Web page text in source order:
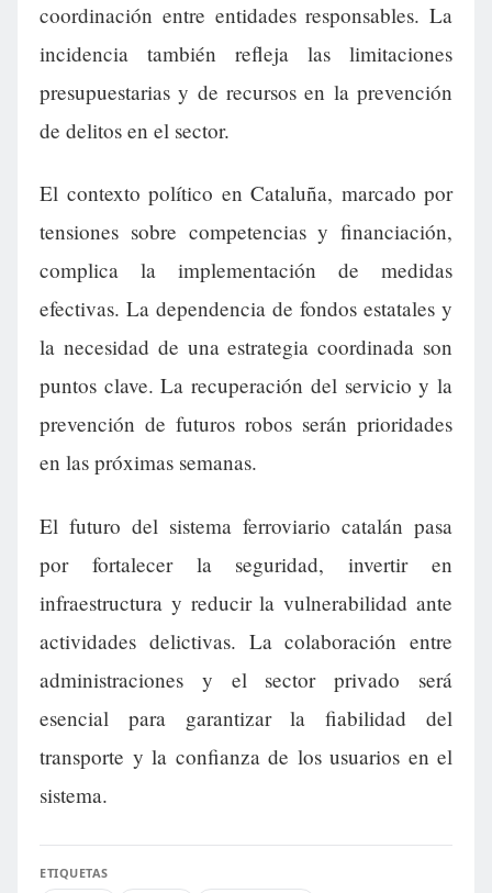
coordinación entre entidades responsables. La
incidencia también refleja las limitaciones
presupuestarias y de recursos en la prevención
de delitos en el sector.
El contexto político en Cataluña, marcado por
tensiones sobre competencias y financiación,
complica la implementación de medidas
efectivas. La dependencia de fondos estatales y
la necesidad de una estrategia coordinada son
puntos clave. La recuperación del servicio y la
prevención de futuros robos serán prioridades
en las próximas semanas.
El futuro del sistema ferroviario catalán pasa
por fortalecer la seguridad, invertir en
infraestructura y reducir la vulnerabilidad ante
actividades delictivas. La colaboración entre
administraciones y el sector privado será
esencial para garantizar la fiabilidad del
transporte y la confianza de los usuarios en el
sistema.
ETIQUETAS